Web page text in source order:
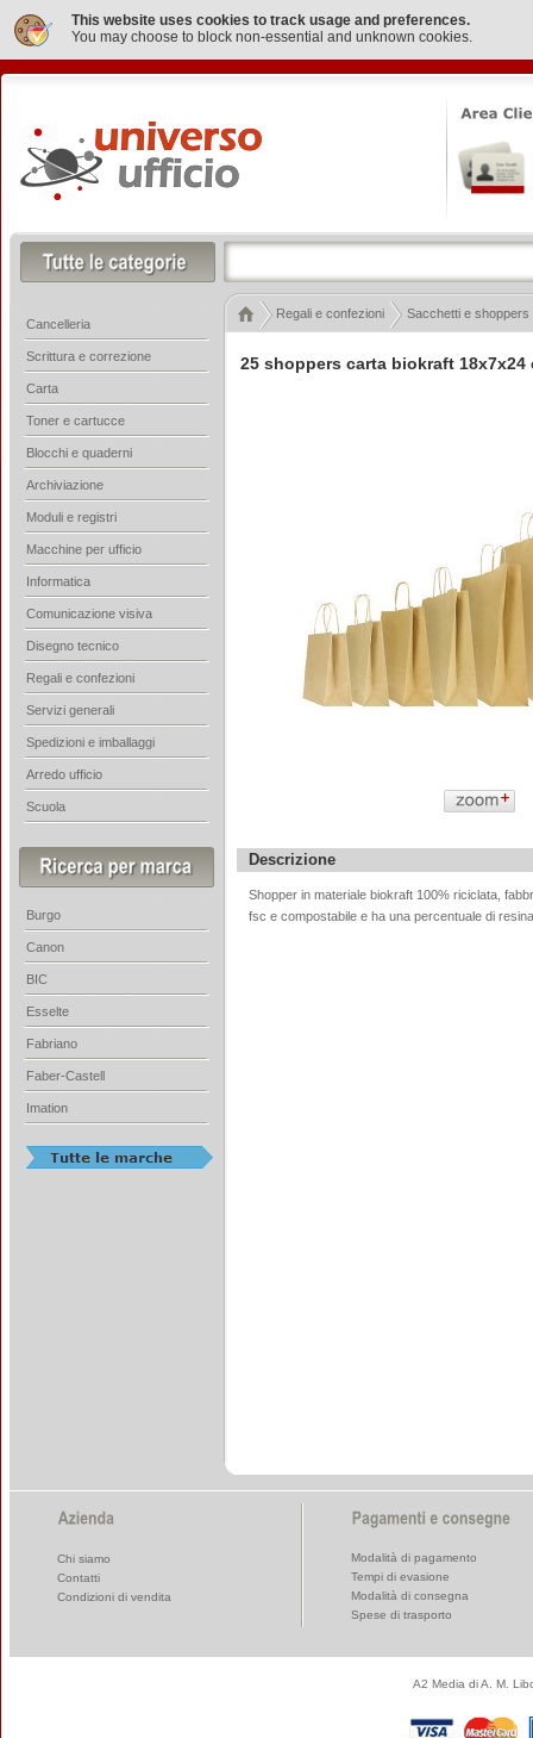
This website uses cookies to track usage and preferences.
You may choose to block non-essential and unknown cookies.
25 shoppers carta biokraft
Descrizione
Shopper in materiale biokraft 100% riciclata,
fsc e compostabile e ha una percentuale di
Regali e confezioni Sacchetti e shoppers
Cancelleria
Scrittura e correzione
Carta
Toner e cartucce
Blocchi e quaderni
Archiviazione
Moduli e registri
Macchine per ufficio
Informatica
Comunicazione visiva
Disegno tecnico
Regali e confezioni
Servizi generali
Spedizioni e imballaggi
Arredo ufficio
Scuola
Burgo
Canon
BIC
Esselte
Fabriano
Faber-Castell
Imation
Chi siamo
Contatti
Condizioni di vendita
Modalità di pagamento
Tempi di evasione
Modalità di consegna
Spese di trasporto
A2 Media di A. M.